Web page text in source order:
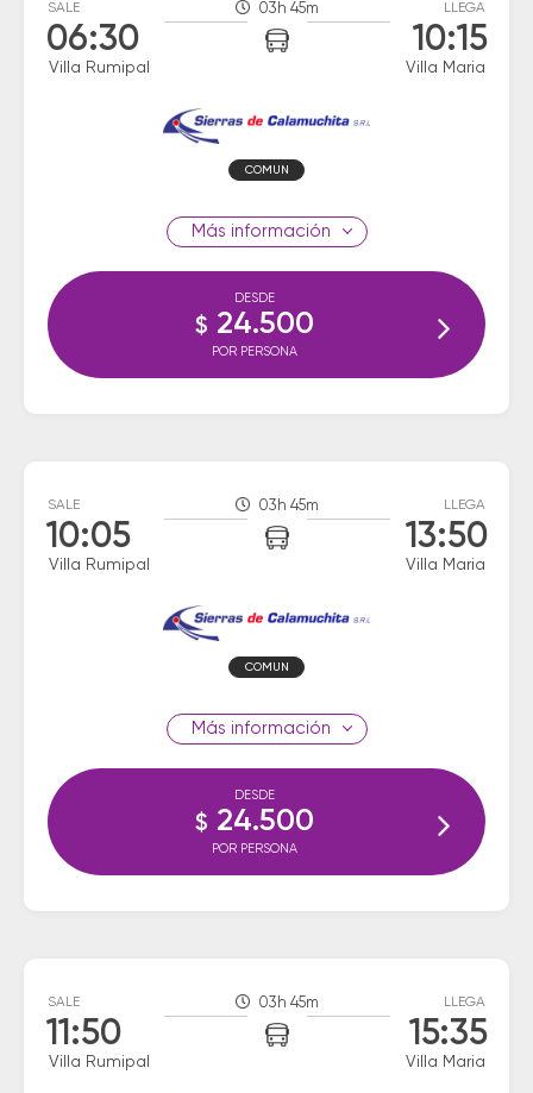
SALE
06:30
Villa Rumipal
03h 45m LLEGA
10:15
Villa Maria
COMUN
información
DESDE
$ 24.500
POR PERSONA
SALE
10:05
Villa Rumipal
03h 45m LLEGA
13:50
Villa Maria
COMUN
información
DESDE
$ 24.500
POR PERSONA
SALE
11:50
Villa Rumipal
03h 45m LLEGA
15:35
Villa Maria